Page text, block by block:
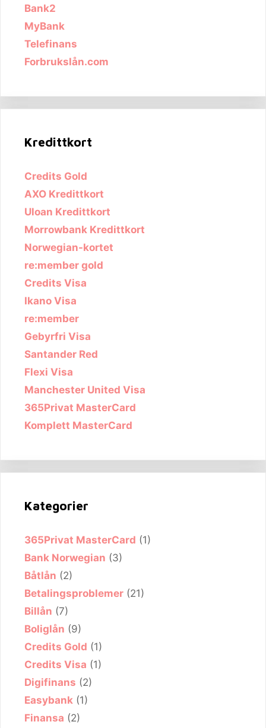
Bank2
MyBank
Telefinans
Forbrukslån.com
Kredittkort
Credits Gold
AXO Kredittkort
Uloan Kredittkort
Morrowbank Kredittkort
Norwegian-kortet
re:member gold
Credits Visa
Ikano Visa
re:member
Gebyrfri Visa
Santander Red
Flexi Visa
Manchester United Visa
365Privat MasterCard
Komplett MasterCard
Kategorier
365Privat MasterCard (1)
Bank Norwegian (3)
Båtlån (2)
Betalingsproblemer (21)
Billån (7)
Boliglån (9)
Credits Gold (1)
Credits Visa (1)
Digifinans (2)
Easybank (1)
Finansa (2)